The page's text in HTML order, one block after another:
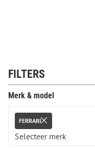
FILTERS
Merk & model
FERRARI